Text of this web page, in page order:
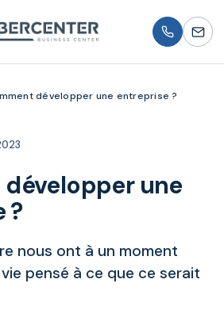
développer une entreprise ?
une
?
nous ont à un moment
pensé à ce que ce serait